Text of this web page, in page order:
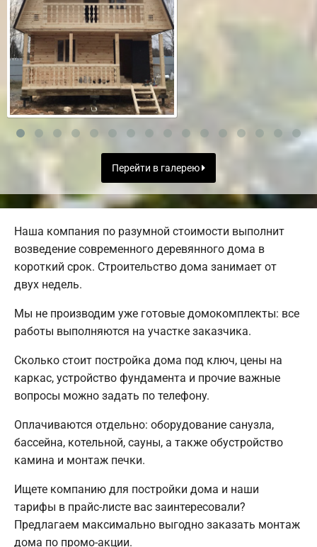
Перейти в галерею
Наша компания по разумной стоимости выполнит
возведение современного деревянного дома в
короткий срок. Строительство дома занимает от
двух недель.
Мы не производим уже готовые домокомплекты: все
работы выполняются на участке заказчика.
Сколько стоит постройка дома под ключ, цены на
каркас, устройство фундамента и прочие важные
вопросы можно задать по телефону.
Оплачиваются отдельно: оборудование санузла,
бассейна, котельной, сауны, а также обустройство
камина и монтаж печки.
Ищете компанию для постройки дома и наши
тарифы в прайс-листе вас заинтересовали?
Предлагаем максимально выгодно заказать монтаж
дома по промо-акции.